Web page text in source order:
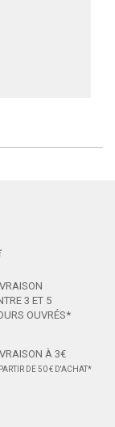
3 ET 5
OUVRÉS*
À 3€
DE 50 € D'ACHAT*